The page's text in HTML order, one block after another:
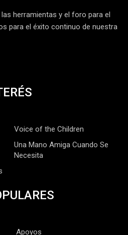
herramientas y el foro para el
para el éxito continuo de nuestra
Voice of the Children
Una Mano Amiga Cuando Se
Necesita
Apoyos